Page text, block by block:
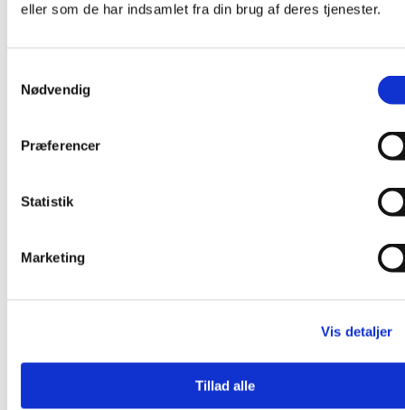
eller som de har indsamlet fra din brug af deres tjenester.
Nødvendig
Præferencer
Statistik
Marketing
Vis detaljer
Tillad alle
Vis-1 produkter pr. side